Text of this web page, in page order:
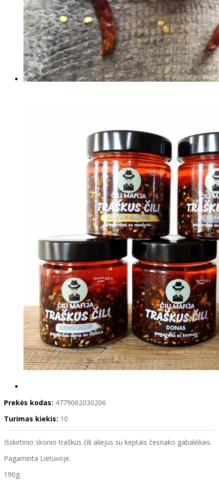
Prekės kodas: 4779062030206
Turimas kiekis: 10
Išskirtinio skonio traškus čili aliejus su keptais česnako gabalėliais.
Pagaminta Lietuvoje.
190g.